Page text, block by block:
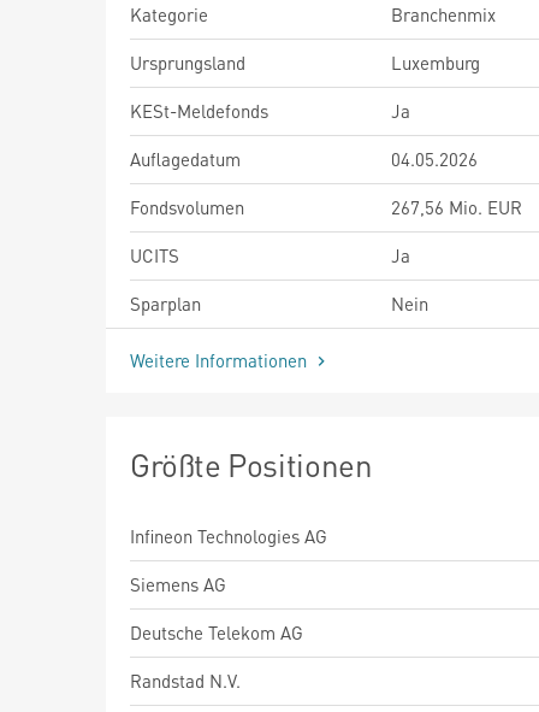
Kategorie
Branchenmix
Ursprungsland
Luxemburg
KESt-Meldefonds
Ja
Auflagedatum
04.05.2026
Fondsvolumen
267,56 Mio. EUR
UCITS
Ja
Sparplan
Nein
Weitere Informationen
Größte Positionen
Infineon Technologies AG
Siemens AG
Deutsche Telekom AG
Randstad N.V.